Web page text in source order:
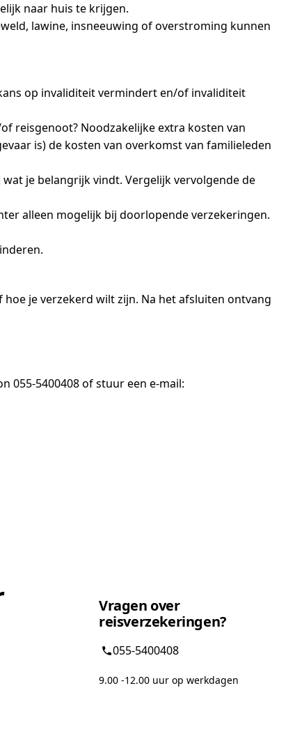
naar huis te krijgen.
lawine, insneeuwing of overstroming kunnen
op invaliditeit vermindert en/of invaliditeit
reisgenoot? Noodzakelijke extra kosten van
is) de kosten van overkomst van familieleden
je belangrijk vindt. Vergelijk vervolgende de
alleen mogelijk bij doorlopende verzekeringen.
je verzekerd wilt zijn. Na het afsluiten ontvang
055-5400408 of stuur een e-mail:
Vragen over
reisverzekeringen?
055-5400408
9.00 -12.00 uur op werkdagen